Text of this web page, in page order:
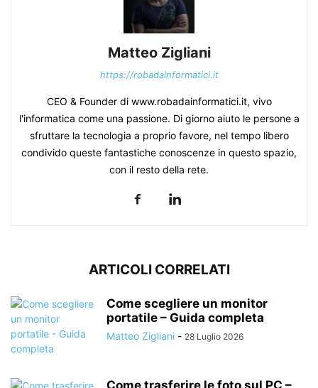
Matteo Zigliani
https://robadainformatici.it
CEO & Founder di www.robadainformatici.it, vivo
l'informatica come una passione. Di giorno aiuto le persone a
sfruttare la tecnologia a proprio favore, nel tempo libero
condivido queste fantastiche conoscenze in questo spazio,
con il resto della rete.
ARTICOLI CORRELATI
Come scegliere un monitor
portatile – Guida completa
Matteo Zigliani - 28 Luglio 2026